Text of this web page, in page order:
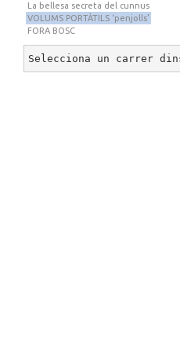
La bellesa secreta del cunnus
VOLUMS PORTÀTILS ‘penjolls’
FORA BOSC
Selecciona un carrer